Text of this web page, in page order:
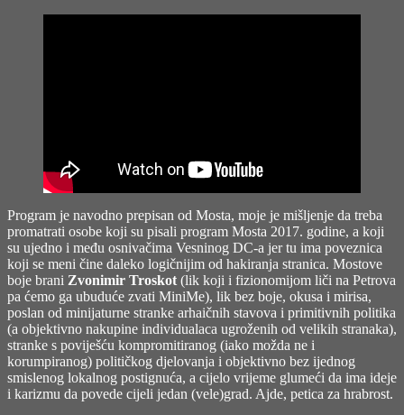
Program je navodno prepisan od Mosta, moje je mišljenje da treba
promatrati osobe koji su pisali program Mosta 2017. godine, a koji
su ujedno i među osnivačima Vesninog DC-a jer tu ima poveznica
koji se meni čine daleko logičnijim od hakiranja stranica. Mostove
boje brani Zvonimir Troskot (lik koji i fizionomijom liči na Petrova
pa ćemo ga ubuduće zvati MiniMe), lik bez boje, okusa i mirisa,
poslan od minijaturne stranke arhaičnih stavova i primitivnih politika
(a objektivno nakupine individualaca ugroženih od velikih stranaka),
stranke s poviješću kompromitiranog (iako možda ne i
korumpiranog) političkog djelovanja i objektivno bez ijednog
smislenog lokalnog postignuća, a cijelo vrijeme glumeći da ima ideje
i karizmu da povede cijeli jedan (vele)grad. Ajde, petica za hrabrost.